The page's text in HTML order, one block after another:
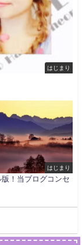
はじまり
はじまり
版！当ブログコンセ